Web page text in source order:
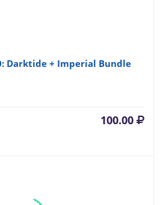
Darktide + Imperial Bundle
100.00